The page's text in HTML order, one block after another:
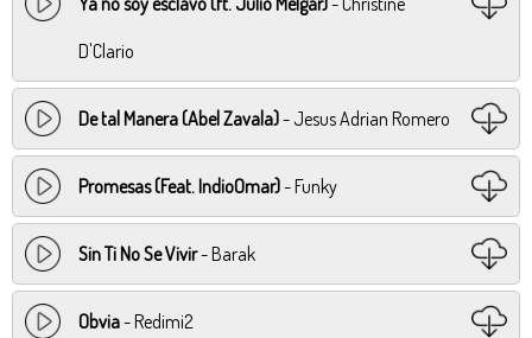
D'Clario
De tal Manera (Abel Zavala)- Jesus Adrian Romero
Promesas (Feat. IndioOmar)- Funky
Sin Ti No Se Vivir- Barak
Obvia- Redimi2